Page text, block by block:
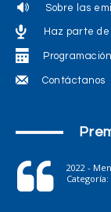
Sobre las
Haz parte
Programación
Contáctanos
2022 -